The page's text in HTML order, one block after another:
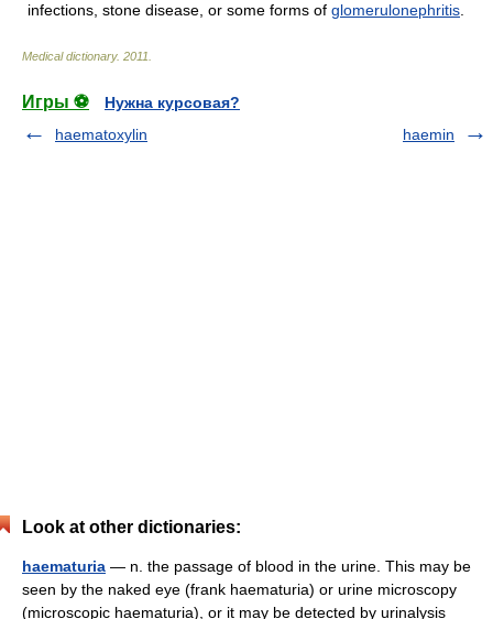
infections, stone disease, or some forms of glomerulonephritis
Medical dictionary. 2011
Игры ⚽
Нужна курсовая?
haematoxylin
haemin
Look at other dictionaries:
haematuria — n. the passage of blood in the urine. This may be
seen by the naked eye (frank haematuria) or urine microscopy
(microscopic haematuria), or it may be detected by urinalysis